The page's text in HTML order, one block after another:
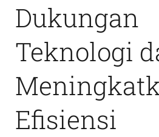
Dukungan
Teknologi
Efisiensi